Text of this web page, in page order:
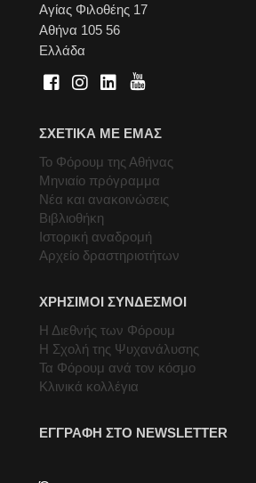
Αγίας Φιλοθέης 17
Αθήνα 105 56
Ελλάδα
ΣΧΕΤΙΚΑ ΜΕ ΕΜΑΣ
Το Φόρουμ της Αθήνας
Μηνιαίο πρόγραμμα
Νέα και ανακοινώσεις
Βιβλιοθήκη
Ιστορική αναδρομή
Αρχείο δραστηριοτήτων
ΧΡΗΣΙΜΟΙ ΣΥΝΔΕΣΜΟΙ
Η Διεθνής των Φόρουμ
Η Σχολή της Ψυχανάλυσης
Τα Φόρουμ ανά τον κόσμο
Κλινικά κολλέγια
ΕΓΓΡΑΦΗ ΣΤΟ NEWSLETTER